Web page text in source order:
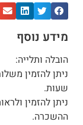
מידע נוסף
הובלה ותלייה:
שעות.
ניתן להזמין
ההשכרה.